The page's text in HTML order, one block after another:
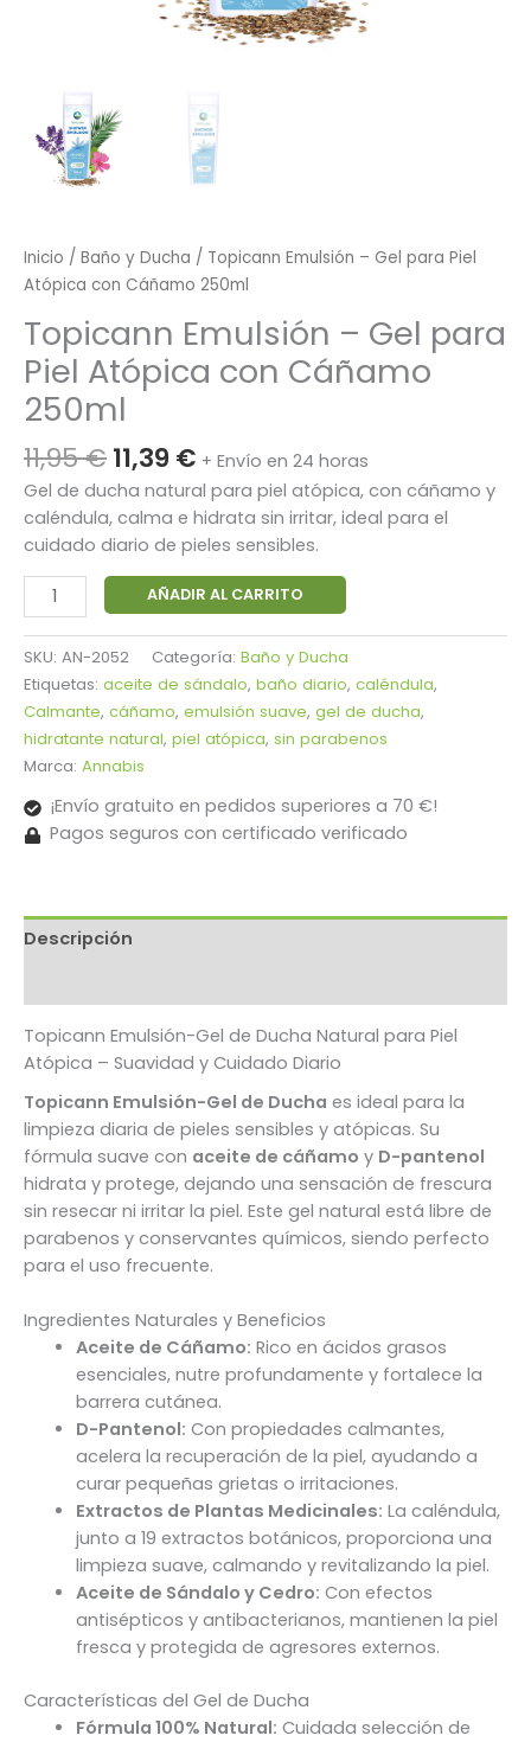
Inicio / Baño y Ducha / Topicann Emulsión – Gel para Piel
Atópica con Cáñamo 250ml
Topicann Emulsión – Gel para
Piel Atópica con Cáñamo
250ml
11,95€El
precio
original
era:
11,95 €.
11,39 €El
precio
actual
es:
11,39 €.
+ Envío en 24 horas
Gel de ducha natural para piel atópica, con cáñamo y
caléndula, calma e hidrata sin irritar, ideal para el
cuidado diario de pieles sensibles.
Topicann
Emulsión
-
Gel
para
Piel
Atópica
con
Cáñamo
250ml
AÑADIR AL CARRITO
SKU: AN-2052 Categoría: Baño y Ducha
Etiquetas: aceite de sándalo, baño diario, caléndula,
Calmante, cáñamo, emulsión suave, gel de ducha,
hidratante natural, piel atópica, sin parabenos
Marca: Annabis
¡Envío gratuito en pedidos superiores a 70 €!
Pagos seguros con certificado verificado
Descripción
Topicann Emulsión-Gel de Ducha Natural para Piel
Atópica – Suavidad y Cuidado Diario
Topicann Emulsión-Gel de Ducha es ideal para la
limpieza diaria de pieles sensibles y atópicas. Su
fórmula suave con aceite de cáñamo y D-pantenol
hidrata y protege, dejando una sensación de frescura
sin resecar ni irritar la piel. Este gel natural está libre de
parabenos y conservantes químicos, siendo perfecto
para el uso frecuente.
Ingredientes Naturales y Beneficios
Aceite de Cáñamo: Rico en ácidos grasos
esenciales, nutre profundamente y fortalece la
barrera cutánea.
D-Pantenol: Con propiedades calmantes,
acelera la recuperación de la piel, ayudando a
curar pequeñas grietas o irritaciones.
Extractos de Plantas Medicinales: La caléndula,
junto a 19 extractos botánicos, proporciona una
limpieza suave, calmando y revitalizando la piel.
Aceite de Sándalo y Cedro: Con efectos
antisépticos y antibacterianos, mantienen la piel
fresca y protegida de agresores externos.
Características del Gel de Ducha
Fórmula 100% Natural: Cuidada selección de